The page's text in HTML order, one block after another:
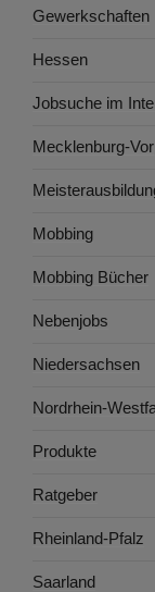
Gewerkschaften
Hessen
Jobsuche im
Mecklenburg-
Mobbing
Mobbing Bücher
Nebenjobs
Niedersachsen
Nordrhein-
Produkte
Ratgeber
Rheinland-Pfalz
Saarland